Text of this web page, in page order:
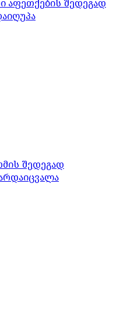
აფეთქების შედეგად
შედეგად